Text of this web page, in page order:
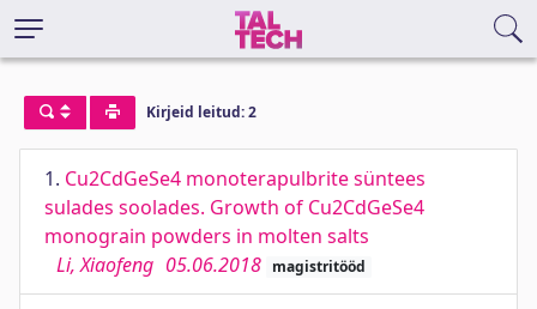
Kirjeid leitud: 2
1. Cu2CdGeSe4 monoterapulbrite süntees
sulades soolades. Growth of Cu2CdGeSe4
monograin powders in molten salts
Li, Xiaofeng 05.06.2018 magistritööd